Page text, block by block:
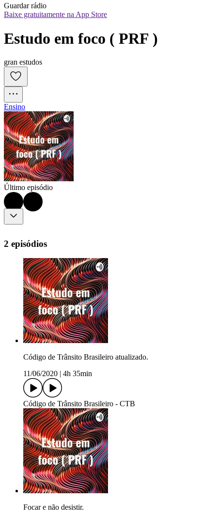
Guardar rádio
Baixe gratuitamente na App Store
Estudo em foco ( PRF )
gran estudos
Ensino
Último episódio
2 episódios
Código de Trânsito Brasileiro atualizado.
11/06/2020
4h 35min
Código de Trânsito Brasileiro - CTB
Focar e não desistir.